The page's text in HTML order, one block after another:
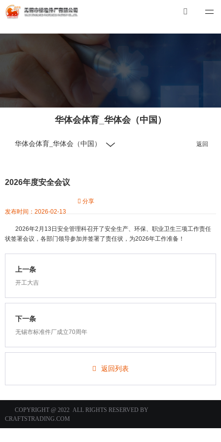
华体会体育_华体会（中国）
E-mail：
华体会体育_华体会（中国）
华体会体育_华体会（中国）
华体会体育_华体会（中国） 返回
2026年度安全会议
发布时间：2026-02-13
分享
2026年2月13日安全管理科召开了安全生产、环保、职业卫生三项工作责任
状签署会议，各部门领导参加并签署了责任状，为2026年工作准备！
上一条
开工大吉
下一条
无锡市标准件厂成立70周年
返回列表
COPYRIGHT @ 2022 ALL RIGHTS RESERVED BY
CRAFTSTRADING.COM